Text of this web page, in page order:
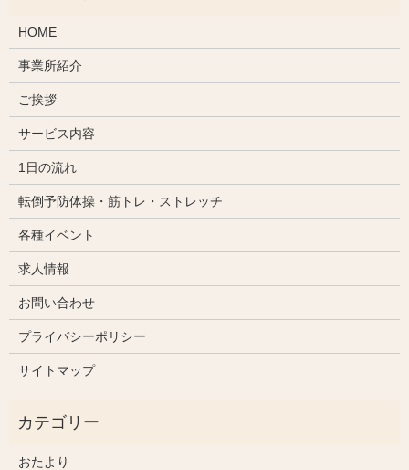
HOME
事業所紹介
ご挨拶
サービス内容
1日の流れ
転倒予防体操・筋トレ・ストレッチ
各種イベント
求人情報
お問い合わせ
プライバシーポリシー
サイトマップ
おたより